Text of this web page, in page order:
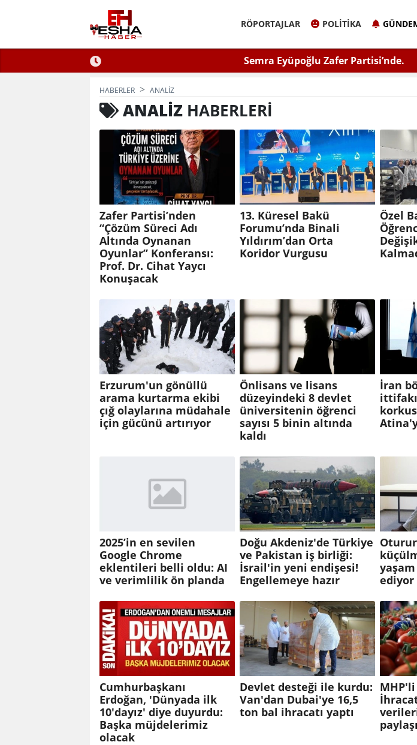
RÖPORTAJLAR POLITIKA
Zafer Partisi’nde.
ÇEVSADER Eskişehir İl Başkanı Sinem Eltin'den Hayati Uyarı
Kulaktan Dolma Bilgiyle İlaçlama Ölüm Getirir
HABERLER ANALIZ
ANALIZ HABERLERI
Zafer Partisi’nden
“Çözüm Süreci Adı
Altında Oynanan
Oyunlar” Konferansı:
Prof. Dr. Cihat Yaycı
Konuşacak
13. Küresel Bakü
Forumu’nda Binali
Yıldırım’dan Orta
Koridor Vurgusu
Özel
Erzurum'un gönüllü
arama kurtarma ekibi
çığ olaylarına müdahale
için gücünü artırıyor
Önlisans ve lisans
düzeyindeki 8 devlet
üniversitenin öğrenci
sayısı 5 binin altında
kaldı
İran
2025’in en sevilen
Google Chrome
eklentileri belli oldu: AI
ve verimlilik ön planda
Doğu Akdeniz'de Türkiye
ve Pakistan iş birliği:
İsrail'in yeni endişesi!
Engellemeye hazır
ediyor
Cumhurbaşkanı
Erdoğan, 'Dünyada ilk
10'dayız' diye duyurdu:
Başka müjdelerimiz
olacak
Devlet desteği ile kurdu:
Van'dan Dubai'ye 16,5
ton bal ihracatı yaptı
MHP'li